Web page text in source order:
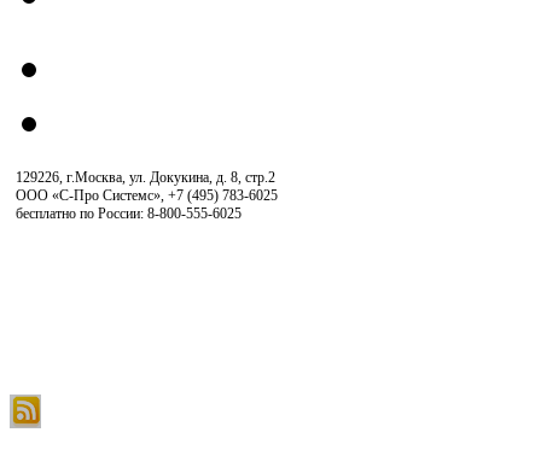
129226, г.Москва, ул. Докукина, д. 8, стр.2
ООО «С-Про Системс», +7 (495) 783-6025
бесплатно по России: 8-800-555-6025